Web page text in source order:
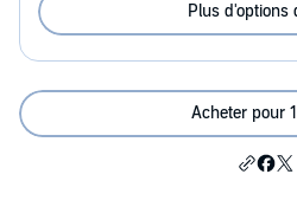
Plus d'options
Acheter pour